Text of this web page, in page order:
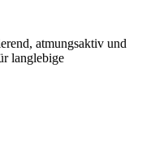
atmungsaktiv und
langlebige